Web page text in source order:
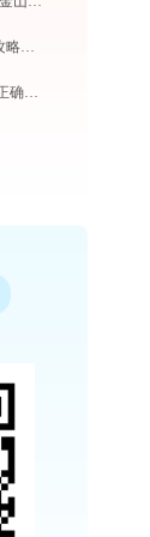
惠普LaserJet M2727打印机驱动安装全攻略：从下载到安装完全教程
详尽教程：惠普M233dw打印机驱动的正确下载与安装方式